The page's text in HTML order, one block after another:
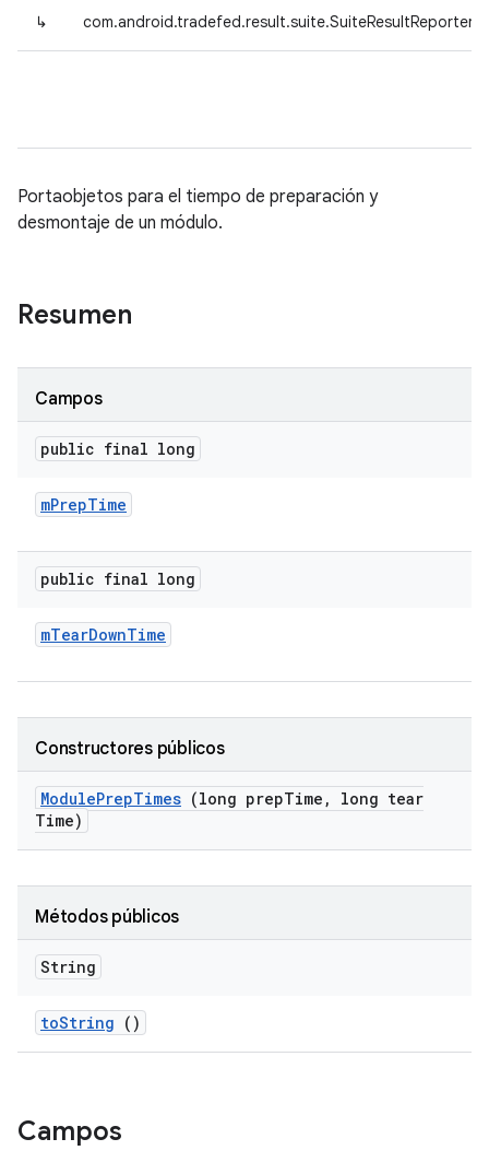
↳
Portaobjetos para el tiempo de preparación y
desmontaje de un módulo.
Resumen
Campos
public final long
mPrepTime
public final long
mTearDownTime
Constructores públicos
ModulePrepTimes (long prepTime ,
long tear
Time)
Métodos públicos
String
toString ()
Campos